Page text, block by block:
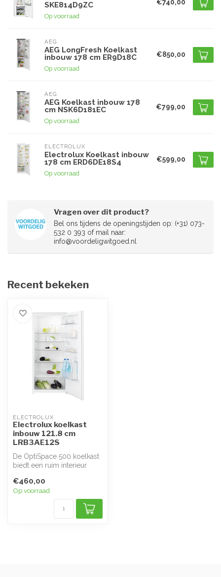
SKE814D9ZC
Op voorraad
€740,00
AEG
AEG LongFresh Koelkast
inbouw 178 cm ER9D18C
Op voorraad
€850,00
AEG
AEG Koelkast inbouw 178
cm NSK6D181EC
Op voorraad
€799,00
ELECTROLUX
Electrolux Koelkast inbouw
178 cm ERD6DE18S4
Op voorraad
€599,00
Vragen over dit product?
Bel ons tijdens de openingstijden op: (+31) 073-
532 0 393 of mail naar:
info@voordeligwitgoed.nl
Recent bekeken
ELECTROLUX
Electrolux koelkast
inbouw 121.8 cm
LRB3AE12S
De OptiSpace 500 koelkast
biedt een ruim interieur
Opbergm...
€460,00
Op voorraad